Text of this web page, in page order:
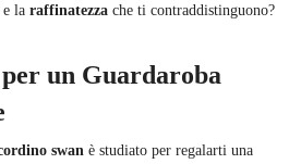
e la raffinatezza che ti contraddistinguono?
un Guardaroba
swan è studiato per regalarti una